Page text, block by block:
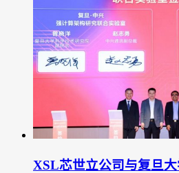
XSL芯世立公司与复旦